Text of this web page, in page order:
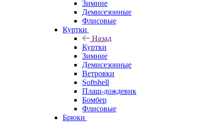
Зимние
Демисезонные
Флисовые
Куртки
Назад
Куртки
Зимние
Демисезонные
Ветровки
Softshell
Плащ-дождевик
Бомбер
Флисовые
Брюки